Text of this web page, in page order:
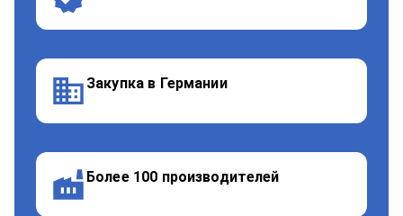
Закупка в Германии
Более 100 производителей